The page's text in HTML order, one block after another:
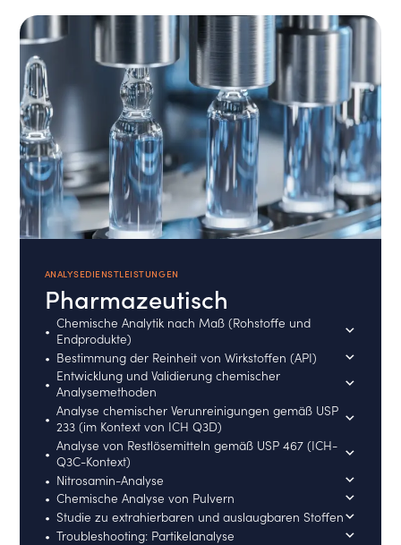
ANALYSEDIENSTLEISTUNGEN
Pharmazeutisch
Chemische Analytik nach Maß (Rohstoffe und
Endprodukte)
Bestimmung der Reinheit von Wirkstoffen (API)
Entwicklung und Validierung chemischer
Analysemethoden
Analyse chemischer Verunreinigungen gemäß USP
233 (im Kontext von ICH Q3D)
Analyse von Restlösemitteln gemäß USP 467 (ICH-
Q3C-Kontext)
Nitrosamin-Analyse
Chemische Analyse von Pulvern
Studie zu extrahierbaren und auslaugbaren Stoffen
Troubleshooting: Partikelanalyse